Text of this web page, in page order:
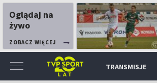
Oglądaj na
żywo
ZOBACZ WIĘCEJ
TRANSMISJE